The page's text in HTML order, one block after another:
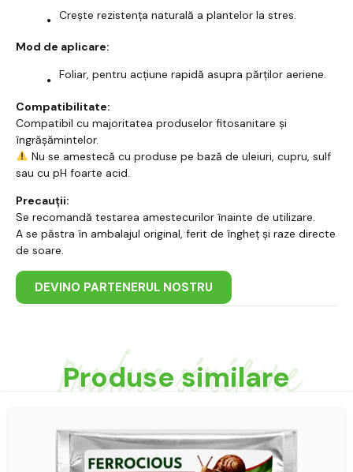
Crește rezistența naturală a plantelor la stres.
Mod de aplicare:
Foliar, pentru acțiune rapidă asupra părților aeriene.
Compatibilitate:
Compatibil cu majoritatea produselor fitosanitare și
îngrășămintelor.
Nu se amestecă cu produse pe bază de uleiuri, cupru, sulf
sau cu pH foarte acid.
Precauții:
Se recomandă testarea amestecurilor înainte de utilizare.
A se păstra în ambalajul original, ferit de îngheț și raze directe
de soare.
DEVINO PARTENERUL NOSTRU
Produse similare
Produse similare